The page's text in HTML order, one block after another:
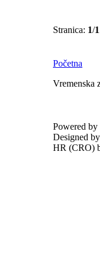
Stranica: 1/1
Početna
Vremenska
Powered by
Designed by
HR (CRO)